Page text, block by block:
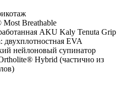
Breathable
AKU Kaly Tenuta Grip
EVA
нейлоновый супинатор
Hybrid (частично из